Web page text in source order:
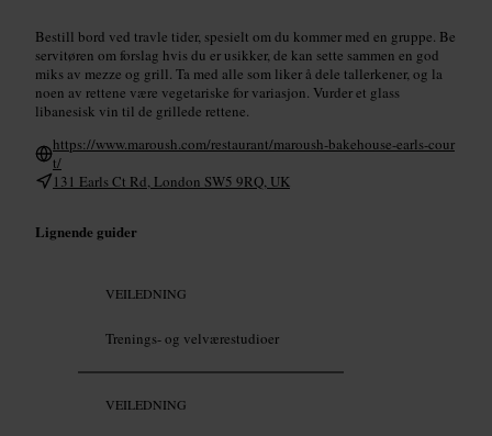
Bestill bord ved travle tider, spesielt om du kommer med en gruppe. Be
servitøren om forslag hvis du er usikker, de kan sette sammen en god
miks av mezze og grill. Ta med alle som liker å dele tallerkener, og la
noen av rettene være vegetariske for variasjon. Vurder et glass
libanesisk vin til de grillede rettene.
https://www.maroush.com/restaurant/maroush-bakehouse-earls-cour
t/
131 Earls Ct Rd, London SW5 9RQ, UK
Lignende guider
VEILEDNING
Trenings- og velværestudioer
VEILEDNING